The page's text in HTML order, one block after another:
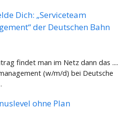
Dich: „Serviceteam
der Deutschen Bahn
findet man im Netz dann das ....
(w/m/d) bei Deutsche
ohne Plan